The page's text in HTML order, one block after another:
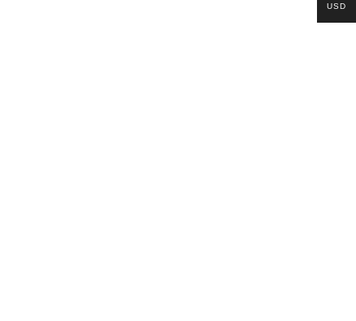
USD